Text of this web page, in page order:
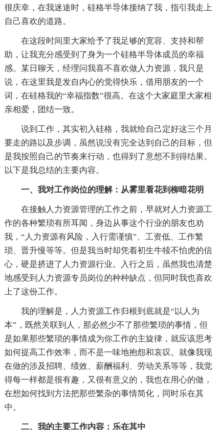
很庆幸，在我迷途时，硅格半导体接纳了我，指引我走上
自己喜欢的道路。
在这段时间里大家给予了我足够的宽容、支持和帮
助，让我充分感受到了身为一个硅格半导体成员的幸福
感。某日聊天，经理问我喜不喜欢做人力资源，我只是
说，在这里我是发自内心的觉得快乐，借用朋友的一个
词，在硅格我的“幸福指数”很高。在这个大家庭里大家相
亲相爱，团结一致。
说到工作，其实初入硅格，我就给自己定好这三个月
要走的路以及步调，虽然说没有完全达到自己的目标，但
是我按照自己的节奏来行动，也得到了意想不到得结果。
以下是我总结的主要内容。
一、我对工作岗位的理解：从雾里看花到柳暗花明
在接触人力资源管理的工作之前，早就对人力资源工
作的各种繁琐有所耳闻，身边从事这个行业的朋友也劝
我，“人力资源有风险，入行需谨慎”、工资低、工作繁
琐、晋升慢等等。但是我当时却凭着初生牛犊不怕虎的信
心，硬是挤进了人力资源行业。入行之后，虽然我也清楚
地感受到人力资源专员岗位的种种缺点，但同时我也喜欢
上了这份工作。
我的理解是，人力资源工作归根到底就是“以人为
本”，既然关联到人，那必然少不了那些繁琐的事情，但
是如果那些繁琐的事情成为你工作的主旋律，就应该思考
如何提高工作效率，而不是一味地抱怨和哀叹。就像我现
在做的涉及招聘、绩效、薪酬福利、劳动关系等等，我觉
得每一样都是很有趣，又很有意义的，我也在用心的做，
在想如何找到方法把那些繁杂的事情简化，同时乐在其
中。
二、我的主要工作内容：乐在其中